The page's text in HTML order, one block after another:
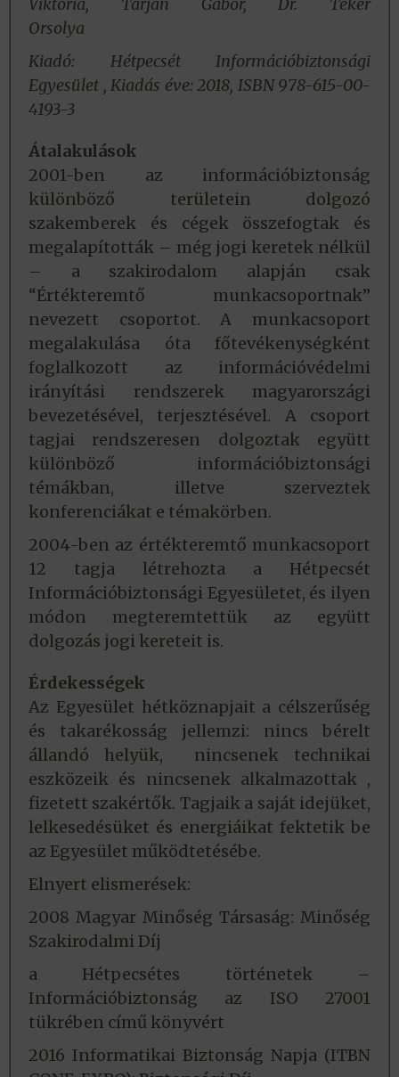
Viktória, Tarján Gábor, Dr. Teker
Orsolya
Kiadó: Hétpecsét Információbiztonsági
Egyesület , Kiadás éve: 2018, ISBN 978-615-00-
4193-3
Átalakulások
2001-ben az információbiztonság
különböző területein dolgozó
szakemberek és cégek összefogtak és
megalapították – még jogi keretek nélkül
– a szakirodalom alapján csak
“Értékteremtő munkacsoportnak”
nevezett csoportot. A munkacsoport
megalakulása óta főtevékenységként
foglalkozott az információvédelmi
irányítási rendszerek magyarországi
bevezetésével, terjesztésével. A csoport
tagjai rendszeresen dolgoztak együtt
különböző információbiztonsági
témákban, illetve szerveztek
konferenciákat e témakörben.
2004-ben az értékteremtő munkacsoport
12 tagja létrehozta a Hétpecsét
Információbiztonsági Egyesületet, és ilyen
módon megteremtettük az együtt
dolgozás jogi kereteit is.
Érdekességek
Az Egyesület hétköznapjait a célszerűség
és takarékosság jellemzi: nincs bérelt
állandó helyük, nincsenek technikai
eszközeik és nincsenek alkalmazottak ,
fizetett szakértők. Tagjaik a saját idejüket,
lelkesedésüket és energiáikat fektetik be
az Egyesület működtetésébe.
Elnyert elismerések:
2008 Magyar Minőség Társaság: Minőség
Szakirodalmi Díj
a Hétpecsétes történetek –
Információbiztonság az ISO 27001
tükrében című könyvért
2016 Informatikai Biztonság Napja (ITBN